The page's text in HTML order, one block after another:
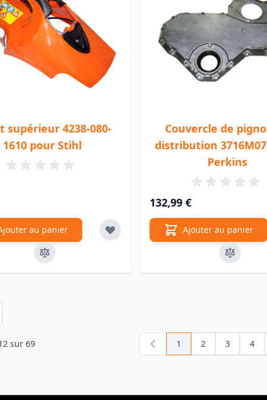
supérieur 4238-080-
1610 pour Stihl
au panier
Couvercle de
distribution
Perkins
132,99 €
Ajouter au panier
sur 69 Vous lisez
1 Page
2 Page
3 4